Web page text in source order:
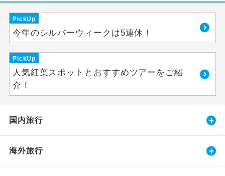
PickUp
今年のシルバーウィークは5連休！
PickUp
人気紅葉スポットとおすすめツアーをご紹
介！
国内旅行
海外旅行